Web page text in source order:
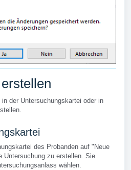
der Untersuchungskartei oder in
des Probanden auf "Neue
Untersuchung zu erstellen. Sie
wählen.